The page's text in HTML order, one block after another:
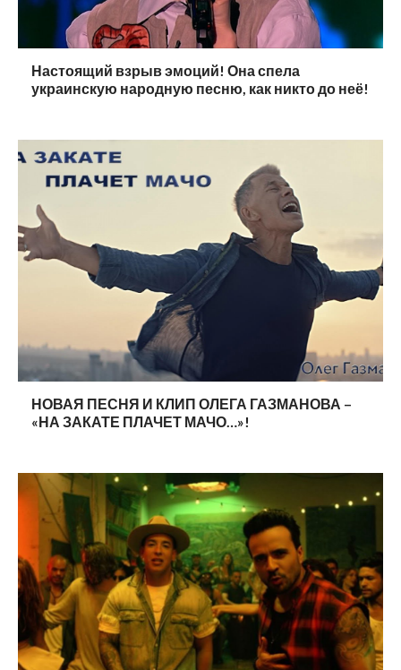
Настоящий взрыв эмоций! Она спела
украинскую народную песню, как никто до неё!
НОВАЯ ПЕСНЯ И КЛИП ОЛЕГА ГАЗМАНОВА –
«НА ЗАКАТЕ ПЛАЧЕТ МАЧО…»!